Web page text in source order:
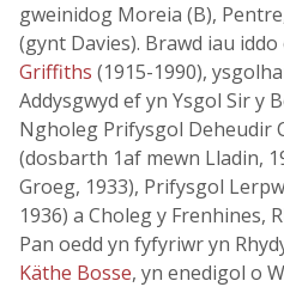
gweinidog Moreia (B),
(gynt Davies). Brawd iau iddo
Griffiths (1915-1990),
Addysgwyd ef yn Ysgol Sir y
Ngholeg Prifysgol Deheudir
(dosbarth 1af mewn Lladin,
Groeg, 1933), Prifysgol
1936) a Choleg y Frenhines,
Pan oedd yn fyfyriwr yn
Käthe Bosse, yn enedigol o